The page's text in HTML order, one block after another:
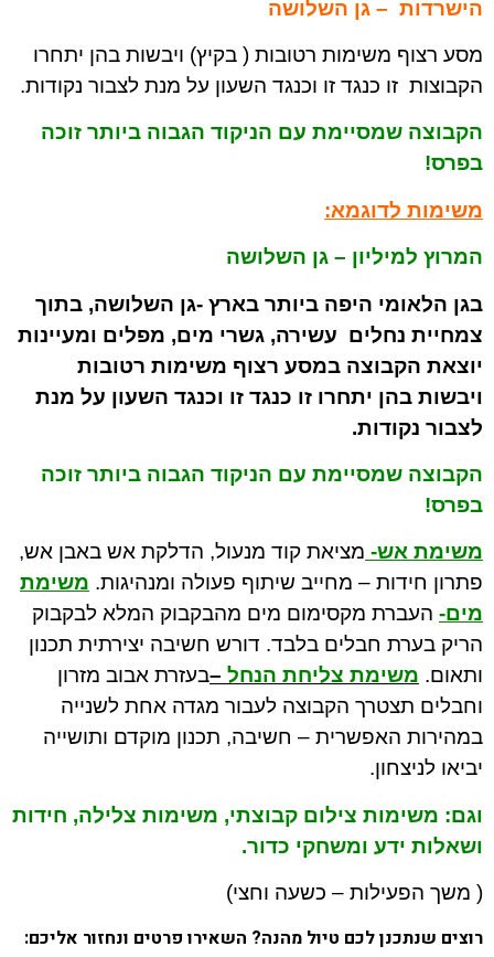
הישרדות – גן השלושה
מסע רצוף משימות רטובות ( בקיץ) ויבשות בהן יתחרו
הקבוצות זו כנגד זו וכנגד השעון על מנת לצבור נקודות.
הקבוצה שמסיימת עם הניקוד הגבוה ביותר זוכה
בפרס!
משימות לדוגמא:
המרוץ למיליון – גן השלושה
בגן הלאומי היפה ביותר בארץ -גן השלושה, בתוך
צמחיית נחלים עשירה, גשרי מים, מפלים ומעיינות
יוצאת הקבוצה במסע רצוף משימות רטובות
ויבשות בהן יתחרו זו כנגד זו וכנגד השעון על מנת
לצבור נקודות.
הקבוצה שמסיימת עם הניקוד הגבוה ביותר זוכה
בפרס!
משימת אש- מציאת קוד מנעול, הדלקת אש באבן אש,
פתרון חידות – מחייב שיתוף פעולה ומנהיגות. משימת
מים- העברת מקסימום מים מהבקבוק המלא לבקבוק
הריק בערת חבלים בלבד. דורש חשיבה יצירתית תכנון
ותאום. משימת צליחת הנחל –בעזרת אבוב מזרון
וחבלים תצטרך הקבוצה לעבור מגדה אחת לשנייה
במהירות האפשרית – חשיבה, תכנון מוקדם ותושייה
יביאו לניצחון.
וגם: משימות צילום קבוצתי, משימות צלילה, חידות
ושאלות ידע ומשחקי כדור.
( משך הפעילות – כשעה וחצי)
רוצים שנתכנן לכם טיול מהנה? השאירו פרטים ונחזור אליכם: